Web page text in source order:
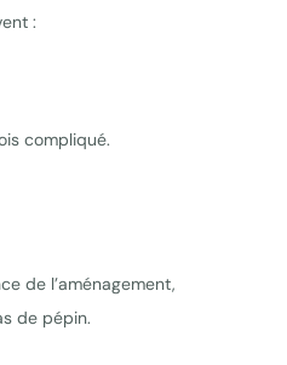
:
compliqué.
de l’aménagement,
de pépin.